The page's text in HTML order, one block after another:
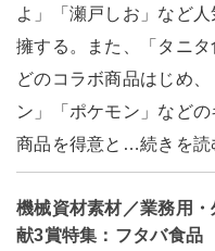
よ」「瀬戸しお」など
擁する。また、「タニタ
どのコラボ商品はじめ
ン」「ポケモン」など
商品を得意と…続きを読
機械資材素材／業務用
献3賞特集：フタバ食